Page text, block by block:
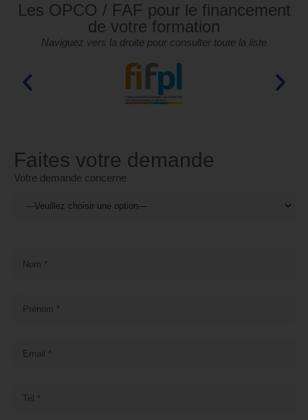
Les OPCO / FAF pour le financement
de votre formation
Naviguez vers la droite pour consulter toute la liste
Faites votre demande
Votre demande concerne